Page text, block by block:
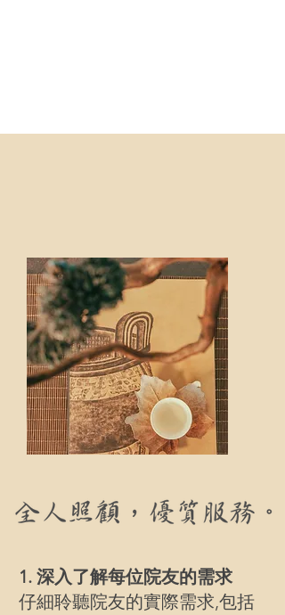
1. 深入了解每位院友的需求
仔細聆聽院友的實際需求,包括